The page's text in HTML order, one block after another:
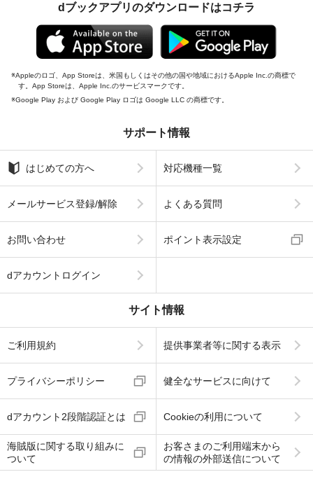
dブックアプリのダウンロードはコチラ
Appleのロゴ、App Storeは、米国もしくはその他の国や地域におけるApple Inc.の商標で
す。App Storeは、Apple Inc.のサービスマークです。
Google Play および Google Play ロゴは Google LLC の商標です。
サポート情報
はじめての方へ 対応機種一覧
メールサービス登録/解除 よくある質問
お問い合わせ ポイント表示設定
dアカウントログイン
サイト情報
ご利用規約 提供事業者等に関する表示
プライバシーポリシー 健全なサービスに向けて
dアカウント2段階認証とは Cookieの利用について
海賊版に関する取り組みに
ついて
お客さまのご利用端末から
の情報の外部送信について